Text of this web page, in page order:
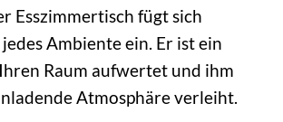
Esszimmertisch fügt sich
Ambiente ein. Er ist ein
Raum aufwertet und ihm
Atmosphäre verleiht.